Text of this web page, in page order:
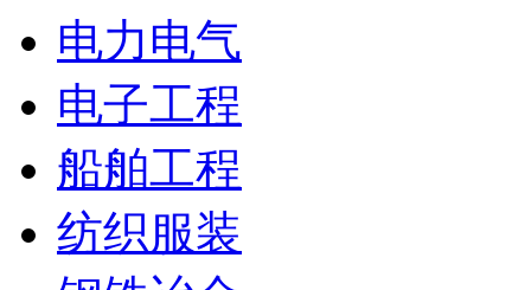
电力电气
电子工程
船舶工程
纺织服装